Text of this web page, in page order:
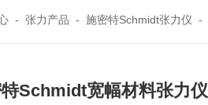
- 张力产品 - 施密特Schmidt张力仪 -
Schmidt宽幅材料张力仪